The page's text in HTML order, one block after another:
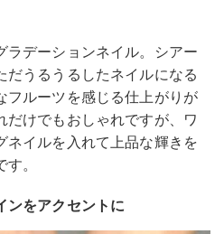
ラデーションネイル。シアー
だうるうるしたネイルになる
フルーツを感じる仕上がりが
だけでもおしゃれですが、ワ
ネイルを入れて上品な輝きを
。
ンをアクセントに